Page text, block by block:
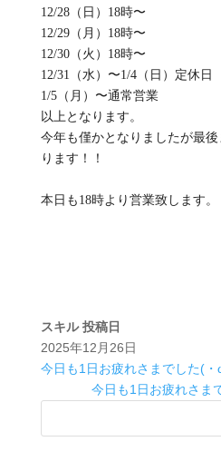
12/28（日）18時〜
12/29（月）18時〜
12/30（火）18時〜
12/31（水）〜1/4（日）定休日
1/5（月）〜通常営業
以上となります。
今年も僅かとなりましたが最
ります！！
本日も18時より営業致します。
スキル 投稿日
2025年12月26日
今日も1日お疲れさまでした(・
今日も1日お疲れさま